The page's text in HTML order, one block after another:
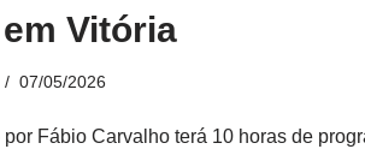
Vitória
07/05/2026
Fábio Carvalho terá 10 horas de